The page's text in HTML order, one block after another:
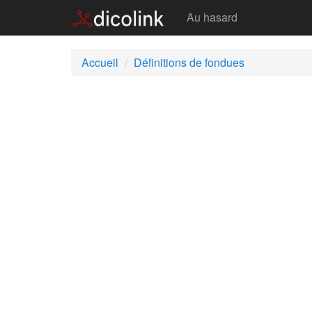
Au hasard
Accueil Définitions de fondues
Fondues